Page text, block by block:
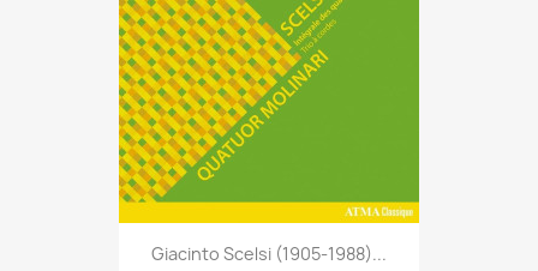
Giacinto Scelsi (1905-1988)...